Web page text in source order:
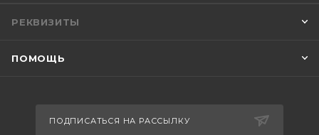
РЕКВИЗИТЫ
ПОМОЩЬ
ПОДПИСАТЬСЯ НА РАССЫЛКУ